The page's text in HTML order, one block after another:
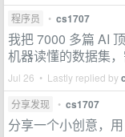
程序员 • cs1707
我把 7000 多篇 AI
机器读懂的数据集
Jul 26 • Lastly replied by
分享发现 • cs1707
分享一个小创意，